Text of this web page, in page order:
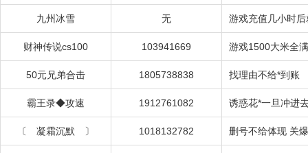
九州冰雪 无 游戏充值几小时
财神传说cs100 103941669 游戏1500大米全
50元兄弟合击 1805738838 找理由不给*到账
霸王录◆攻速 1912761082 诱惑花*一旦冲进
〔 凝霜沉默 〕 1018132782 删号不给体现 关